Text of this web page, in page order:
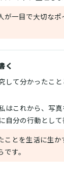
が一目で大切な
く
して分かったこ
私はこれから、写
自分の行動として
ことを生活に生
す。